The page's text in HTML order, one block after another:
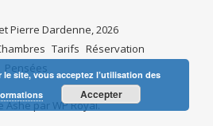
Pierre Dardenne, 2026
Tarifs Réservation
Pensées
Ashe par WP Royal.
site, vous acceptez l’utilisation des
Accepter